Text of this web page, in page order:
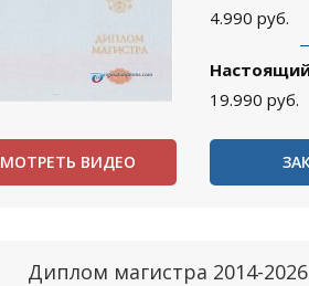
4.990 руб.
19.990 руб.
ВИДЕО
Диплом магистра 2014-